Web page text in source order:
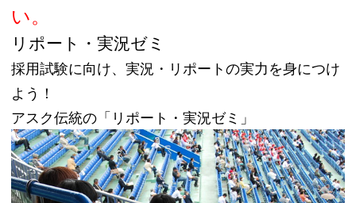
い。
リポート・実況ゼミ
採用試験に向け、実況・リポートの実力を身につけ
よう！
アスク伝統の「リポート・実況ゼミ」